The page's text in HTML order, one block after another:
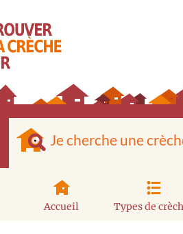
Je cherche une
Accueil Types de